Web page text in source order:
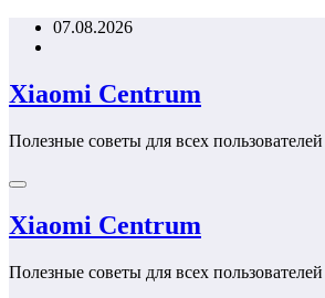
Перейти07.08.2026
Xiaomi Centrum
Полезные советы для всех
Xiaomi Centrum
Полезные советы для всех